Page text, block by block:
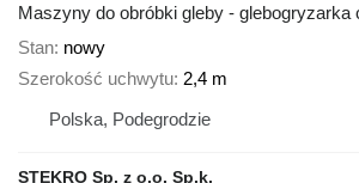
Maszyny do obróbki gleby - glebogryzarka
Stan nowy
Szerokość uchwytu 2,4 m
Polska, Podegrodzie
STEKRO Sp. z o.o. Sp.k.